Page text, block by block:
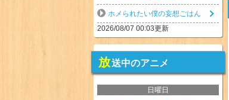
ホメられたい僕の妄想ごはん
2026/08/07 00:03更新
放送中のアニメ
日曜日